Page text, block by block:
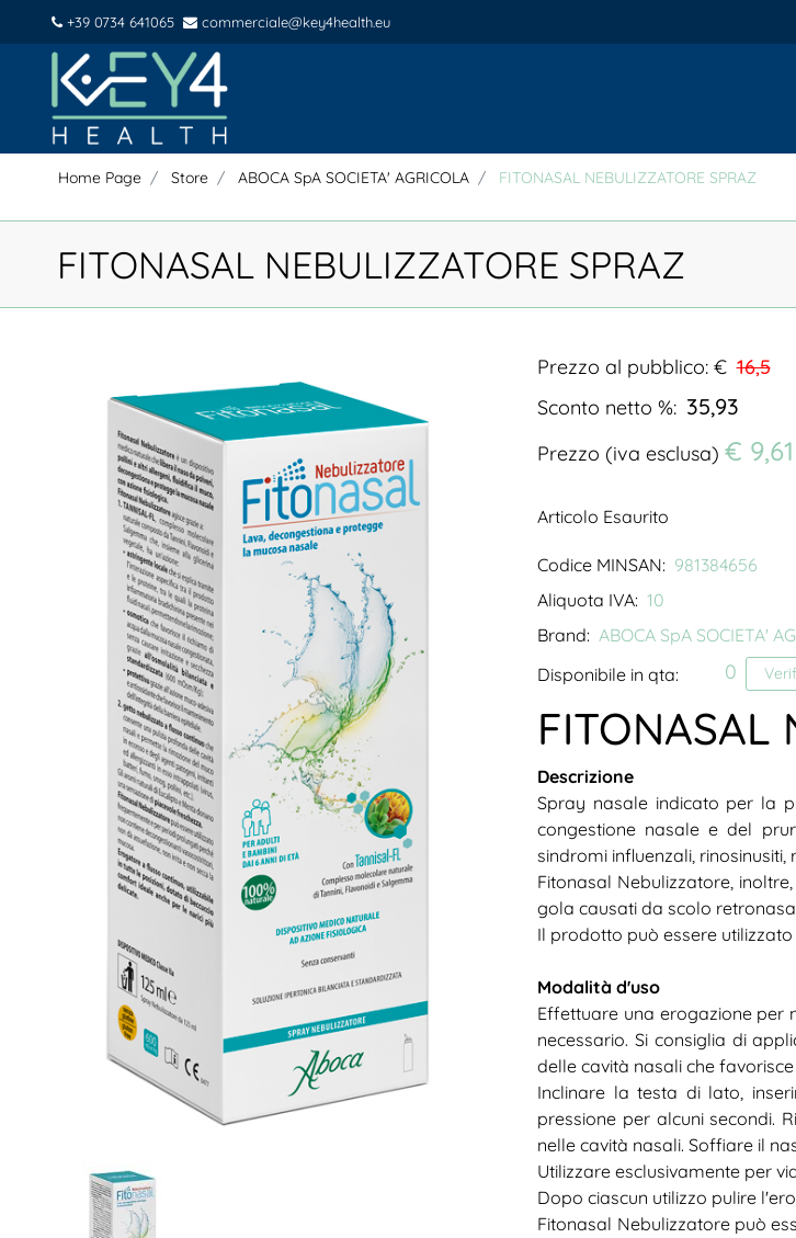
+39 0734 641065 commerciale@key4health.eu
Home Page Store ABOCA SpA SOCIETA' AGRICOLA FITONASAL NEBULIZZATORE SPRAZ
FITONASAL NEBULIZZATORE SPRAZ
Prezzo al pubblico: € 16,5
Sconto netto %: 35,93
Prezzo (iva esclusa) € 9,61
Articolo Esaurito
Codice MINSAN: 981384656
Aliquota IVA: 10
Brand: ABOCA SpA SOCIETA'
Disponibile in qta:
0
FITONASAL
Descrizione
Spray nasale indicato per la
congestione nasale e del
sindromi influenzali,
Fitonasal Nebulizzatore,
gola causati da scolo
Il prodotto può essere
Modalità d'uso
Effettuare una erogazione per
necessario. Si consiglia di
delle cavità nasali che
Inclinare la testa di lato,
pressione per alcuni secondi.
nelle cavità nasali. Soffiare il
Utilizzare esclusivamente per
Dopo ciascun utilizzo pulire
Fitonasal Nebulizzatore può